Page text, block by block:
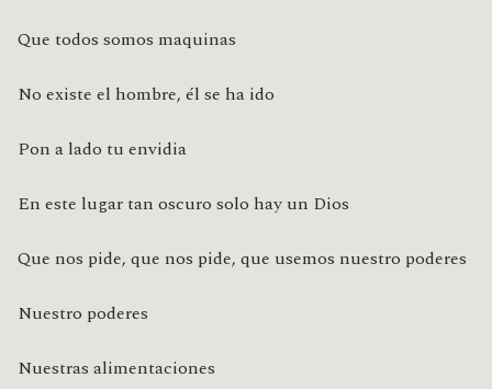
Que todos somos maquinas
No existe el hombre, él se ha ido
Pon a lado tu envidia
En este lugar tan oscuro solo hay un Dios
Que nos pide, que nos pide, que usemos nuestro poderes
Nuestro poderes
Nuestras alimentaciones